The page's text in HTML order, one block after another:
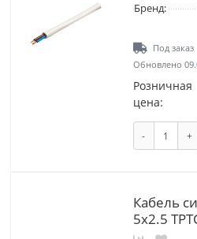
Бренд:
Под заказ
Обновлено
Розничная
цена:
- +
Кабель
5х2.5